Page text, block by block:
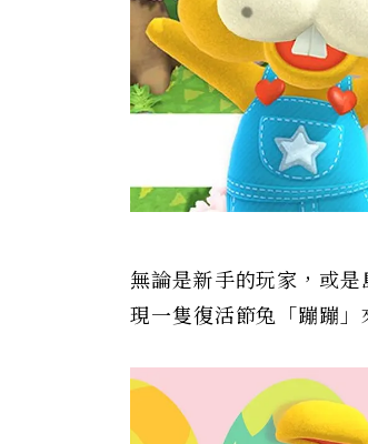
無論是新手的玩家，或
現一隻復活節兔「蹦蹦」